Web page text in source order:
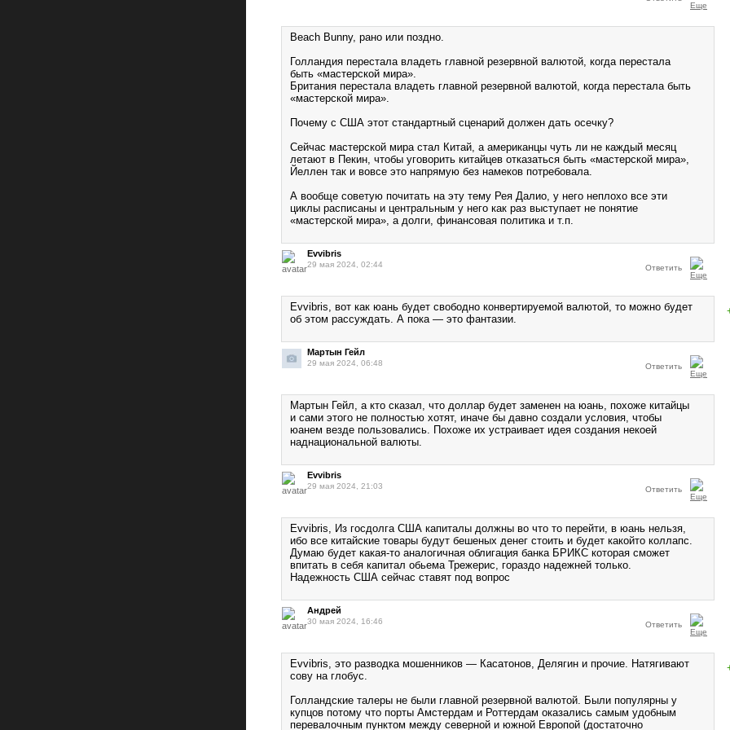
Beach Bunny, рано или поздно.
Голландия перестала владеть главной резервной валютой, когда перестала
быть «мастерской мира».
Британия перестала владеть главной резервной валютой, когда перестала быть
«мастерской мира».
Почему с США этот стандартный сценарий должен дать осечку?
Сейчас мастерской мира стал Китай, а американцы чуть ли не каждый месяц
летают в Пекин, чтобы уговорить китайцев отказаться быть «мастерской мира»,
Йеллен так и вовсе это напрямую без намеков потребовала.
А вообще советую почитать на эту тему Рея Далио, у него неплохо все эти
циклы расписаны и центральным у него как раз выступает не понятие
«мастерской мира», а долги, финансовая политика и т.п.
Evvibris
29 мая 2024, 02:44 Ответить
Evvibris, вот как юань будет свободно конвертируемой валютой, то можно будет
об этом рассуждать. А пока — это фантазии.
Мартын Гейл
29 мая 2024, 06:48 Ответить
Мартын Гейл, а кто сказал, что доллар будет заменен на юань, похоже китайцы
и сами этого не полностью хотят, иначе бы давно создали условия, чтобы
юанем везде пользовались. Похоже их устраивает идея создания некоей
наднациональной валюты.
Evvibris
29 мая 2024, 21:03 Ответить
Evvibris, Из госдолга США капиталы должны во что то перейти, в юань нельзя,
ибо все китайские товары будут бешеных денег стоить и будет какойто коллапс.
Думаю будет какая-то аналогичная облигация банка БРИКС которая сможет
впитать в себя капитал обьема Трежерис, гораздо надежней только.
Надежность США сейчас ставят под вопрос
Андрей
30 мая 2024, 16:46 Ответить
Evvibris, это разводка мошенников — Касатонов, Делягин и прочие. Натягивают
сову на глобус.
Голландские талеры не были главной резервной валютой. Были популярны у
купцов потому что порты Амстердам и Роттердам оказались самым удобным
перевалочным пунктом между северной и южной Европой (достаточно